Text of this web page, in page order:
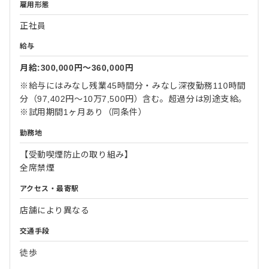
雇用形態
正社員
給与
月給:300,000円〜360,000円
※給与にはみなし残業45時間分・みなし深夜勤務110時間
分（97,402円～10万7,500円）含む。超過分は別途支給。
※試用期間1ヶ月あり（同条件）
勤務地
【受動喫煙防止の取り組み】
全席禁煙
アクセス・最寄駅
店舗により異なる
交通手段
徒歩